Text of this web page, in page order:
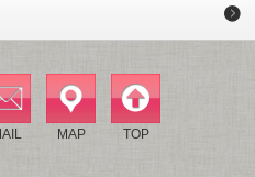
MAP TOP